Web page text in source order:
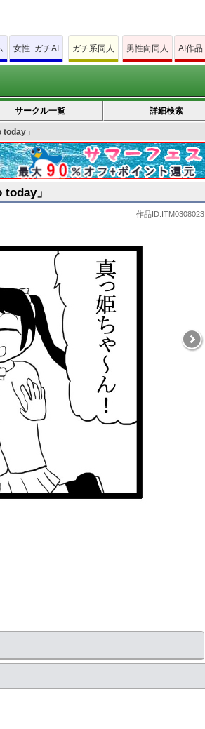
女性･ガチAI ガチ系同人 男性向同人 AI作品
サークル一覧 詳細検索
」
」
作品ID:ITM0308023